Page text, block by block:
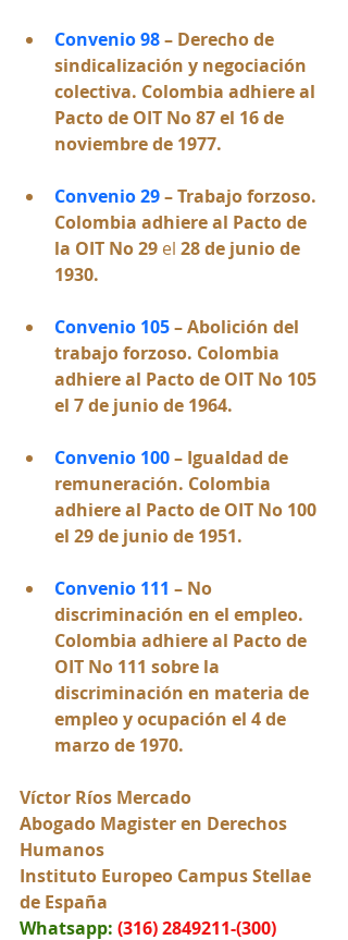
Convenio 98– Derecho de
sindicalización y negociación
colectiva. Colombia adhiere al
Pacto de OIT No 87 el 16 de
noviembre de 1977.
Convenio 29 –Trabajo forzoso.
Colombia adhiere al Pacto de
la OIT No 29 el 28 de junio de
1930.
Convenio 105 – Abolición del
trabajo forzoso. Colombia
adhiere al Pacto de OIT No 105
el 7 de junio de 1964.
Convenio 100 – Igualdad de
remuneración. Colombia
adhiere al Pacto de OIT No 100
el 29 de junio de 1951.
Convenio 111 – No
discriminación en el empleo.
Colombia adhiere al Pacto de
OIT No 111 sobre la
discriminación en materia de
empleo y ocupación el 4 de
marzo de 1970.
Víctor Ríos Mercado
Abogado Magister en Derechos
Humanos
Instituto Europeo Campus Stellae
de España
Whatsapp: (316) 2849211-(300)